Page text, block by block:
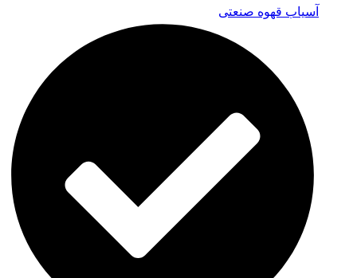
آسیاب قهوه صنعتی